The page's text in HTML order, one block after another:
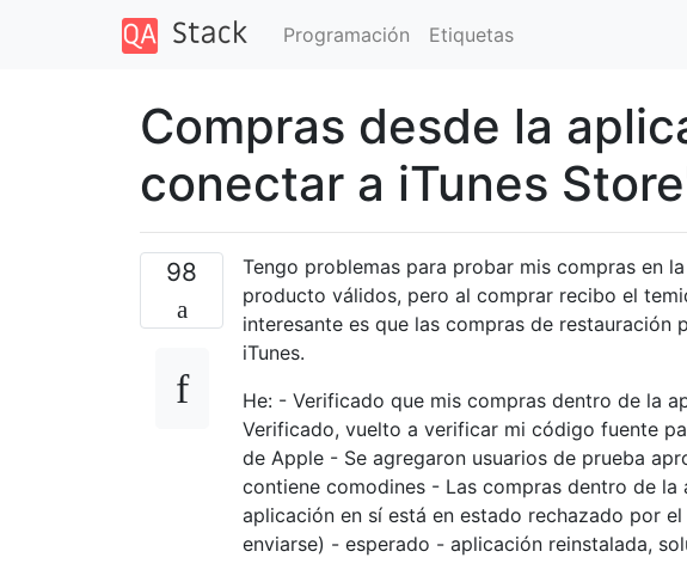
Programación Etiquetas
Compras desde la
conectar a iTunes
98
Tengo problemas para probar mis compras en
producto válidos, pero al comprar recibo el
interesante es que las compras de restauración
iTunes.
He: - Verificado que mis compras dentro de la
Verificado, vuelto a verificar mi código fuente
de Apple - Se agregaron usuarios de prueba
contiene comodines - Las compras dentro de
aplicación en sí está en estado rechazado por
enviarse) - esperado - aplicación reinstalada,